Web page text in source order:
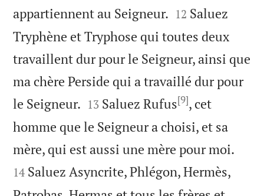
appartiennent au Seigneur. 

12 Saluez
Tryphène et Tryphose qui toutes deux
travaillent dur pour le Seigneur, ainsi que
ma chère Perside qui a travaillé dur pour
le Seigneur. 

13 Saluez Rufus[9], cet
homme que le Seigneur a choisi, et sa
mère, qui est aussi une mère pour moi.
14 Saluez Asyncrite, Phlégon, Hermès,